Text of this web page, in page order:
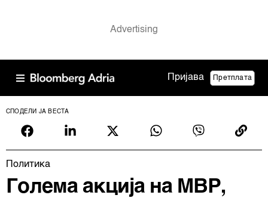
Пријава Претплата
СПОДЕЛИ ЈА ВЕСТА
Политика
Голема акција на МВР,